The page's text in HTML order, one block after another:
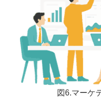
図6.マーケ